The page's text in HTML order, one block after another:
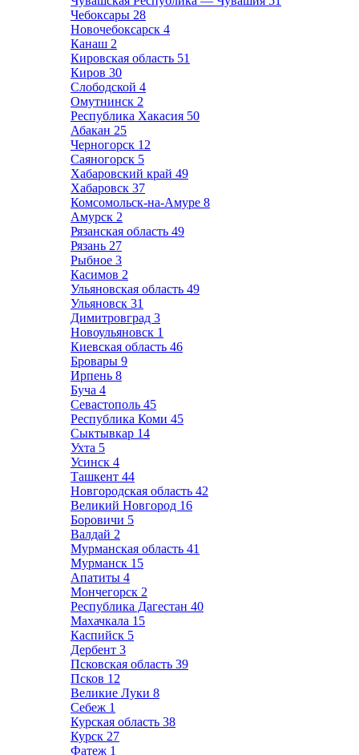
Чебоксары 28
Новочебоксарск 4
Канаш 2
Кировская область 51
Киров 30
Слободской 4
Омутнинск 2
Республика Хакасия 50
Абакан 25
Черногорск 12
Саяногорск 5
Хабаровский край 49
Хабаровск 37
Комсомольск-на-Амуре 8
Амурск 2
Рязанская область 49
Рязань 27
Рыбное 3
Касимов 2
Ульяновская область 49
Ульяновск 31
Димитровград 3
Новоульяновск 1
Киевская область 46
Бровары 9
Ирпень 8
Буча 4
Севастополь 45
Республика Коми 45
Сыктывкар 14
Ухта 5
Усинск 4
Ташкент 44
Новгородская область 42
Великий Новгород 16
Боровичи 5
Валдай 2
Мурманская область 41
Мурманск 15
Апатиты 4
Мончегорск 2
Республика Дагестан 40
Махачкала 15
Каспийск 5
Дербент 3
Псковская область 39
Псков 12
Великие Луки 8
Себеж 1
Курская область 38
Курск 27
Фатеж 1